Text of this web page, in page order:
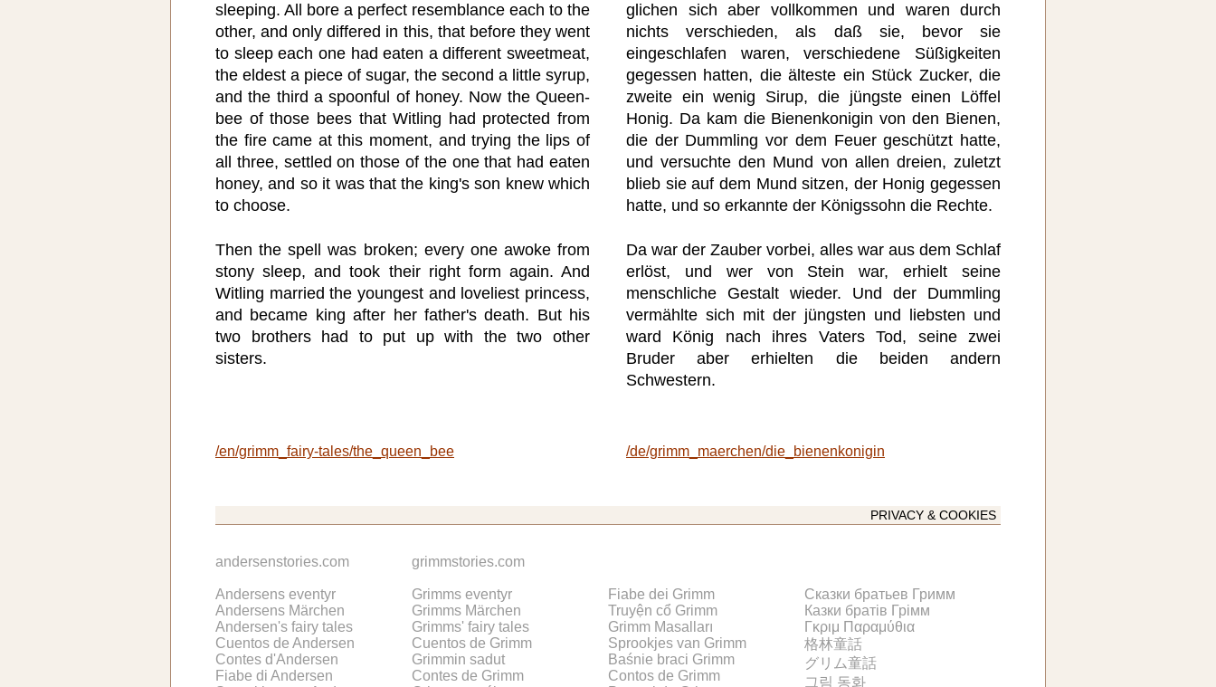
sleeping. All bore a perfect resemblance each to the
other, and only differed in this, that before they went
to sleep each one had eaten a different sweetmeat,
the eldest a piece of sugar, the second a little syrup,
and the third a spoonful of honey. Now the Queen-
bee of those bees that Witling had protected from
the fire came at this moment, and trying the lips of
all three, settled on those of the one that had eaten
honey, and so it was that the king's son knew which
to choose.
glichen sich aber vollkommen und waren durch
nichts verschieden, als daß sie, bevor sie
eingeschlafen waren, verschiedene Süßigkeiten
gegessen hatten, die älteste ein Stück Zucker, die
zweite ein wenig Sirup, die jüngste einen Löffel
Honig. Da kam die Bienenkonigin von den Bienen,
die der Dummling vor dem Feuer geschützt hatte,
und versuchte den Mund von allen dreien, zuletzt
blieb sie auf dem Mund sitzen, der Honig gegessen
hatte, und so erkannte der Königssohn die Rechte.
Then the spell was broken; every one awoke from
stony sleep, and took their right form again. And
Witling married the youngest and loveliest princess,
and became king after her father's death. But his
two brothers had to put up with the two other
sisters.
Da war der Zauber vorbei, alles war aus dem Schlaf
erlöst, und wer von Stein war, erhielt seine
menschliche Gestalt wieder. Und der Dummling
vermählte sich mit der jüngsten und liebsten und
ward König nach ihres Vaters Tod, seine zwei
Bruder aber erhielten die beiden andern
Schwestern.
/en/grimm_fairy-tales/the_queen_bee /de/grimm_maerchen/die_bienenkonigin
PRIVACY & COOKIES
andersenstories.com
Andersens eventyr
Andersens Märchen
Andersen's fairy tales
Cuentos de Andersen
Contes d'Andersen
Fiabe di Andersen
grimmstories.com
Grimms eventyr
Grimms Märchen
Grimms' fairy tales
Cuentos de Grimm
Grimmin sadut
Contes de Grimm
Fiabe dei Grimm
Truyện cổ Grimm
Grimm Masalları
Sprookjes van Grimm
Baśnie braci Grimm
Contos de Grimm
Сказки братьев Гримм
Казки братів Грімм
Γκριμ Παραμύθια
格林童話
グリム童話
그림 동화